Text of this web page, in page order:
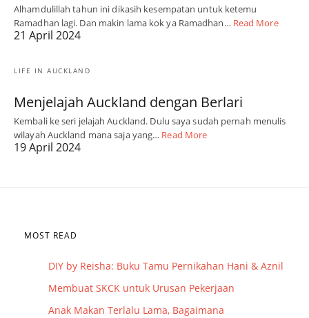
Alhamdulillah tahun ini dikasih kesempatan untuk ketemu
Ramadhan lagi. Dan makin lama kok ya Ramadhan… Read More
21 April 2024
LIFE IN AUCKLAND
Menjelajah Auckland dengan Berlari
Kembali ke seri jelajah Auckland. Dulu saya sudah pernah menulis
wilayah Auckland mana saja yang… Read More
19 April 2024
MOST READ
DIY by Reisha: Buku Tamu Pernikahan Hani & Aznil
Membuat SKCK untuk Urusan Pekerjaan
Anak Makan Terlalu Lama, Bagaimana